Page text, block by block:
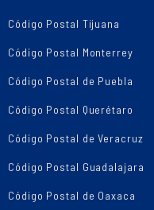
Código Postal Tijuana
Código Postal Monterrey
Código Postal de Puebla
Código Postal Querétaro
Código Postal de Veracruz
Código Postal Guadalajara
Código Postal de Oaxaca